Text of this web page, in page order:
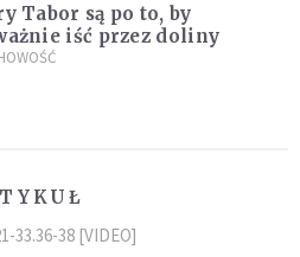
Tabor są po to, by
iść przez doliny
33.36-38 [VIDEO]